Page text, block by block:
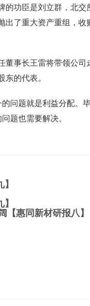
的功臣是刘立群，北交
出了重大资产重组，收
董事长王雷将带领公司
的代表。
问题就是利益分配。
题也需要解决。
惠同新材研报八】